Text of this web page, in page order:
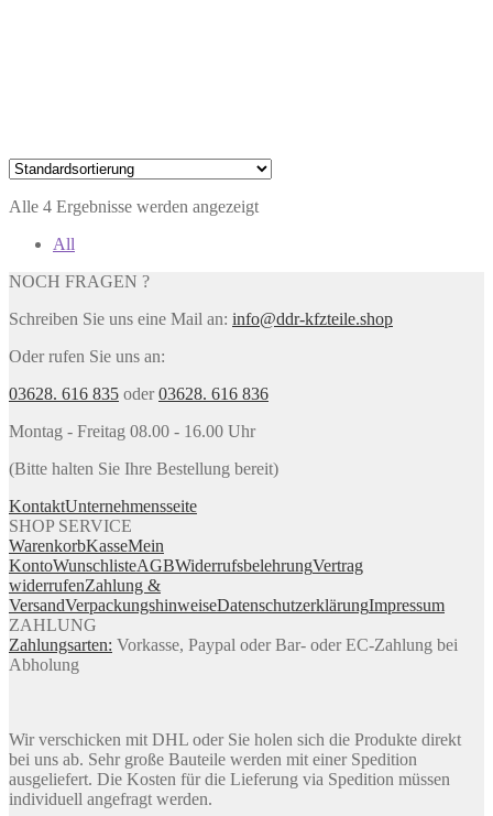
Alle 4 Ergebnisse werden angezeigt
All
NOCH FRAGEN ?
Schreiben Sie uns eine Mail an: info@ddr-kfzteile.shop
Oder rufen Sie uns an:
03628. 616 835 oder03628. 616 836
Montag - Freitag 08.00 - 16.00 Uhr
(Bitte halten Sie Ihre Bestellung bereit)
KontaktUnternehmensseite
SHOP SERVICE
WarenkorbKasseMein
KontoWunschlisteAGBWiderrufsbelehrungVertrag
widerrufenZahlung &
VersandVerpackungshinweiseDatenschutzerklärungImpressum
ZAHLUNG
Zahlungsarten: Vorkasse, Paypal oder Bar- oder EC-Zahlung bei
Abholung
Wir verschicken mit DHL oder Sie holen sich die Produkte direkt
bei uns ab. Sehr große Bauteile werden mit einer Spedition
ausgeliefert. Die Kosten für die Lieferung via Spedition müssen
individuell angefragt werden.